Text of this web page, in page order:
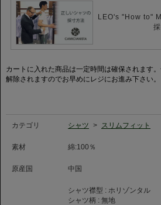
ニット、ジャケット、アウター、どのアイテム
ーディネートの幅が広がります。LEO's "How to"
カートに入れた商品は一定時間は確保されます
解除されますのでお早めにレジにお進み下さい。
カテゴリ シャツ > スリムフィット
素材 綿:100％
原産国 中国
シャツ襟型 : ホリゾンタル
シャツ柄 : 無地